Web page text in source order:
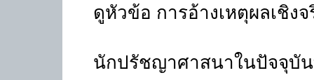
ดูหัวข้อ การอ้างเหตุผลเชิง
นักปรัชญาศาสนาในปัจจุบั